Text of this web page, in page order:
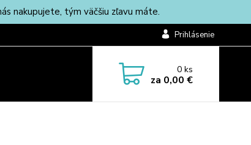
nakupujete, tým väčšiu zľavu máte.
Prihlásenie
0ks
za 0,00 €